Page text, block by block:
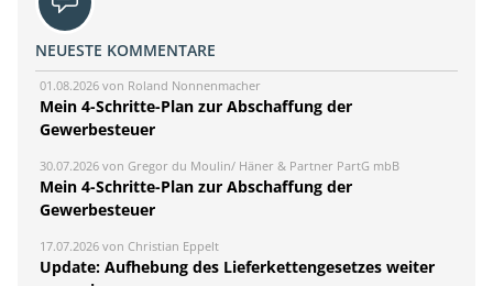
NEUESTE KOMMENTARE
01.08.2026 von Roland Nonnenmacher
Mein 4-Schritte-Plan zur Abschaffung der
Gewerbesteuer
30.07.2026 von Gregor du Moulin/ Häner & Partner PartG mbB
Mein 4-Schritte-Plan zur Abschaffung der
Gewerbesteuer
17.07.2026 von Christian Eppelt
Update: Aufhebung des Lieferkettengesetzes weiter